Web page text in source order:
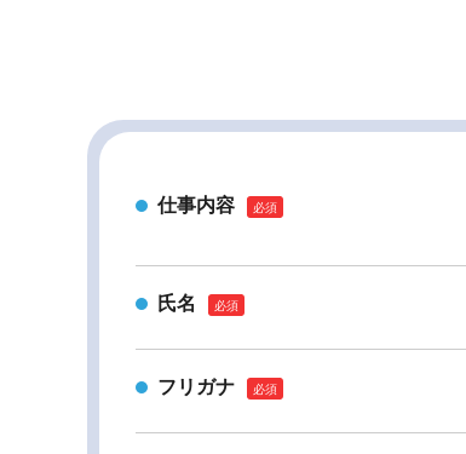
仕事内容
氏名
フリガナ